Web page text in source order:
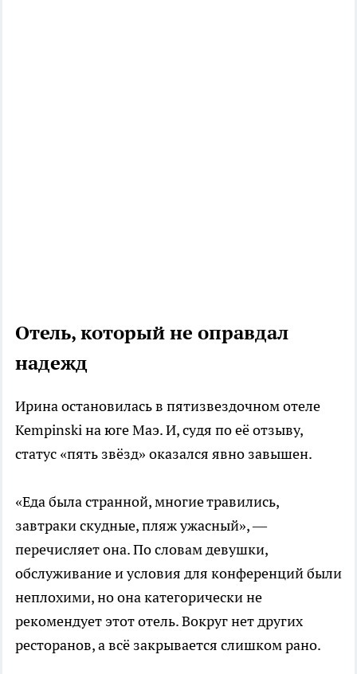
Отель, который не оправдал
надежд
Ирина остановилась в пятизвездочном отеле
Kempinski на юге Маэ. И, судя по её отзыву,
статус «пять звёзд» оказался явно завышен.
«Еда была странной, многие травились,
завтраки скудные, пляж ужасный», —
перечисляет она. По словам девушки,
обслуживание и условия для конференций были
неплохими, но она категорически не
рекомендует этот отель. Вокруг нет других
ресторанов, а всё закрывается слишком рано.